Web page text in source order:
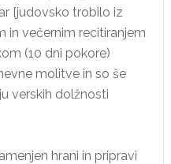
[judovsko trobilo iz
in večernim recitiranjem
(10 dni pokore)
molitve in so še
verskih dolžnosti
hrani in pripravi